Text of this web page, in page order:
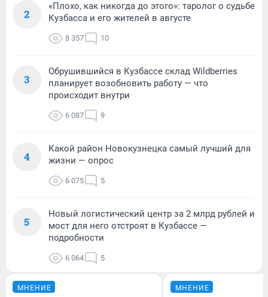
2
«Плохо, как никогда до этого»: таролог о судьбе
Кузбасса и его жителей в августе
8 357 10
3
Обрушившийся в Кузбассе склад Wildberries
планирует возобновить работу — что
происходит внутри
6 087 9
4
Какой район Новокузнецка самый лучший для
жизни — опрос
6 075 5
5
Новый логистический центр за 2 млрд рублей и
мост для него отстроят в Кузбассе —
подробности
6 064 5
МНЕНИЕ МНЕНИЕ